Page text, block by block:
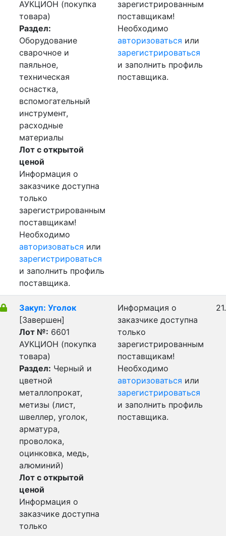
АУКЦИОН (покупка
товара)
Раздел:
Оборудование
сварочное и
паяльное,
техническая
оснастка,
вспомогательный
инструмент,
расходные
материалы
Лот с открытой
ценой
Информация о
заказчике доступна
только
зарегистрированным
поставщикам!
Необходимо
авторизоваться или
зарегистрироваться
и заполнить профиль
поставщика.
зарегистрированным
поставщикам!
Необходимо
авторизоваться или
зарегистрироваться
и заполнить профиль
поставщика.
Закуп: Уголок
[Завершен]
Лот №: 6601
АУКЦИОН (покупка
товара)
Раздел: Черный и
цветной
металлопрокат,
метизы (лист,
швеллер, уголок,
арматура,
проволока,
оцинковка, медь,
алюминий)
Лот с открытой
ценой
Информация о
заказчике доступна
только
Информация о
заказчике доступна
только
зарегистрированным
поставщикам!
Необходимо
авторизоваться или
зарегистрироваться
и заполнить профиль
поставщика.